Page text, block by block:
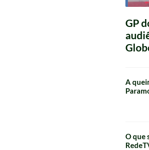
GP
A
O que